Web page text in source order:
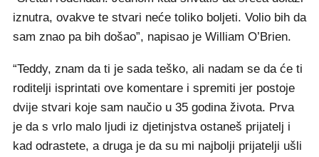
iznutra, ovakve te stvari neće toliko boljeti. Volio bih da
sam znao pa bih došao”, napisao je William O’Brien.
“Teddy, znam da ti je sada teško, ali nadam se da će ti
roditelji isprintati ove komentare i spremiti jer postoje
dvije stvari koje sam naučio u 35 godina života. Prva
je da s vrlo malo ljudi iz djetinjstva ostaneš prijatelj i
kad odrastete, a druga je da su mi najbolji prijatelji ušli